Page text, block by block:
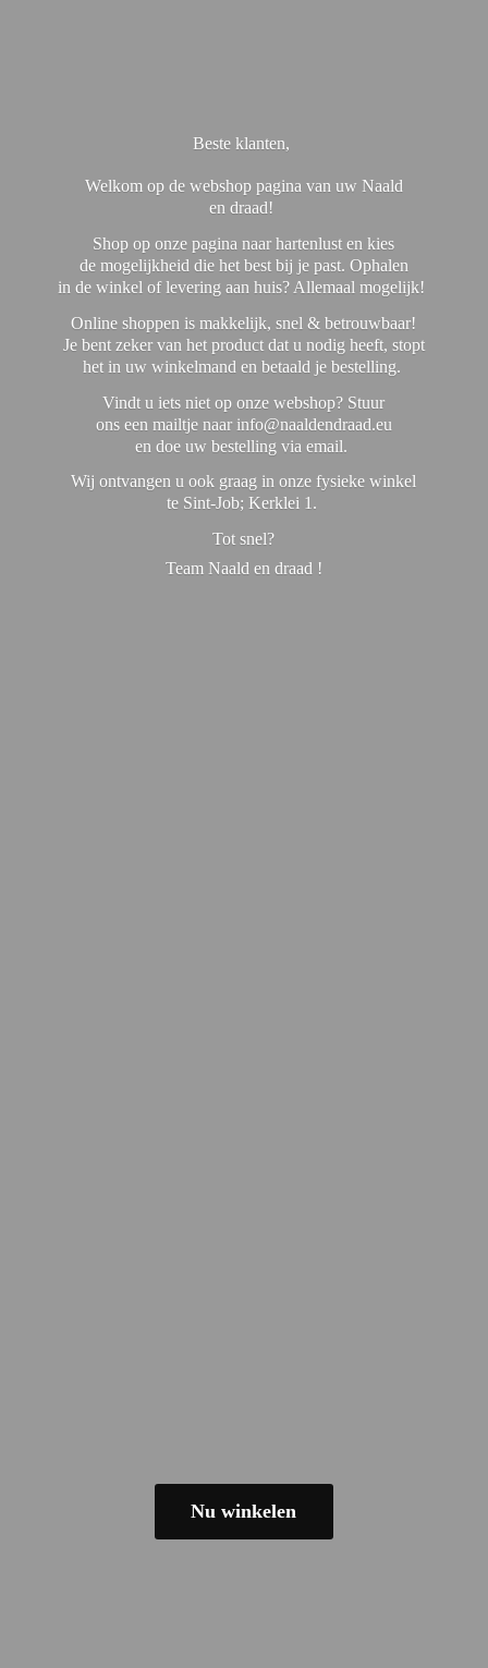
Beste klanten,
Welkom op de webshop pagina van uw Naald
en draad!
Shop op onze pagina naar hartenlust en kies
de mogelijkheid die het best bij je past. Ophalen
in de winkel of levering aan huis? Allemaal mogelijk!
Online shoppen is makkelijk, snel & betrouwbaar!
Je bent zeker van het product dat u nodig heeft, stopt
het in uw winkelmand en betaald je bestelling.
Vindt u iets niet op onze webshop? Stuur
ons een mailtje naar info@naaldendraad.eu
en doe uw bestelling via email.
Wij ontvangen u ook graag in onze fysieke winkel
te Sint-Job; Kerklei 1.
Tot snel?
Team Naald en draad !
Nu winkelen